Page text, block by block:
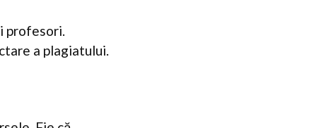
profesori.
a plagiatului.